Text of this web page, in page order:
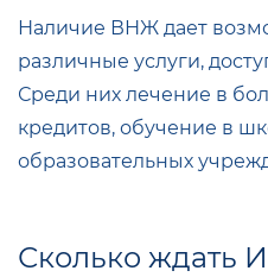
Наличие ВНЖ дает
различные услуги,
Среди них лечение в
кредитов, обучение в
образовательных
Сколько ждать